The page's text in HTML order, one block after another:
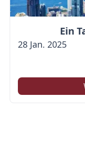
Ein
28 Jan. 2025